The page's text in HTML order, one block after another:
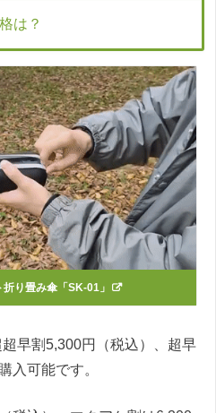
は？
り畳み傘「SK-01」
早割5,300円（税込）、超早
入可能です。